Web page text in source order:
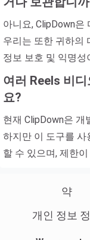
아니요, ClipDown은
우리는 또한 귀하의
정보 보호 및 익명성
여러 Reels 비
요?
현재 ClipDown은 개
하지만 이 도구를
할 수 있으며, 제한
약
개인 정보